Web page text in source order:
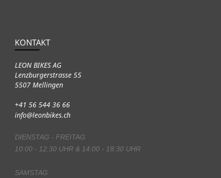
KONTAKT
LEON BIKES AG
Lenzburgerstrasse 55
5507 Mellingen
+41 56 544 36 66
info@leonbikes.ch
DIENSTAG - FREITAG
10:00 - 12:30 UHR & 14:00 - 18:30 UHR
SAMSTAG